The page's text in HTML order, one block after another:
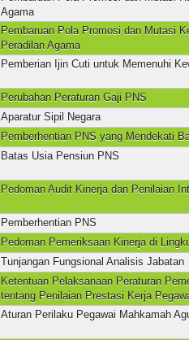
Agama
Pembaruan Pola Promosi dan Mutasi
Peradilan Agama
Pemberian Ijin Cuti untuk Memenuhi
Perubahan Peraturan Gaji PNS
Aparatur Sipil Negara
Pemberhentian PNS yang Mendekati
Batas Usia Pensiun PNS
Pedoman Audit Kinerja dan Penilaian
Pemberhentian PNS
Pedoman Pemeriksaan Kinerja di
Tunjangan Fungsional Analisis Jabatan
Ketentuan Pelaksanaan Peraturan
tentang Penilaian Prestasi Kerja
Aturan Perilaku Pegawai Mahkamah